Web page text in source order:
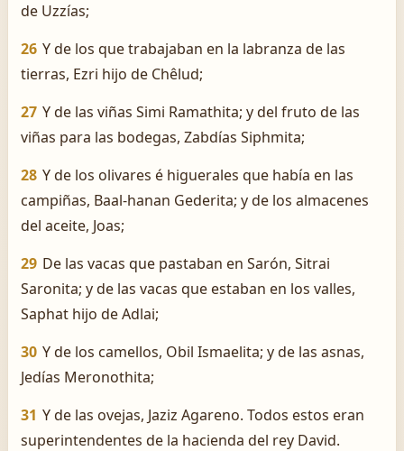
de Uzzías;
26 Y de los que trabajaban en la labranza de las
tierras, Ezri hijo de Chêlud;
27 Y de las viñas Simi Ramathita; y del fruto de las
viñas para las bodegas, Zabdías Siphmita;
28 Y de los olivares é higuerales que había en las
campiñas, Baal-hanan Gederita; y de los almacenes
del aceite, Joas;
29 De las vacas que pastaban en Sarón, Sitrai
Saronita; y de las vacas que estaban en los valles,
Saphat hijo de Adlai;
30 Y de los camellos, Obil Ismaelita; y de las asnas,
Jedías Meronothita;
31 Y de las ovejas, Jaziz Agareno. Todos estos eran
superintendentes de la hacienda del rey David.